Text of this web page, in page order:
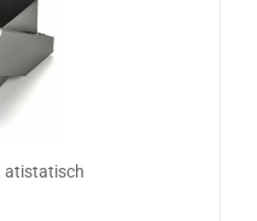
atistatisch